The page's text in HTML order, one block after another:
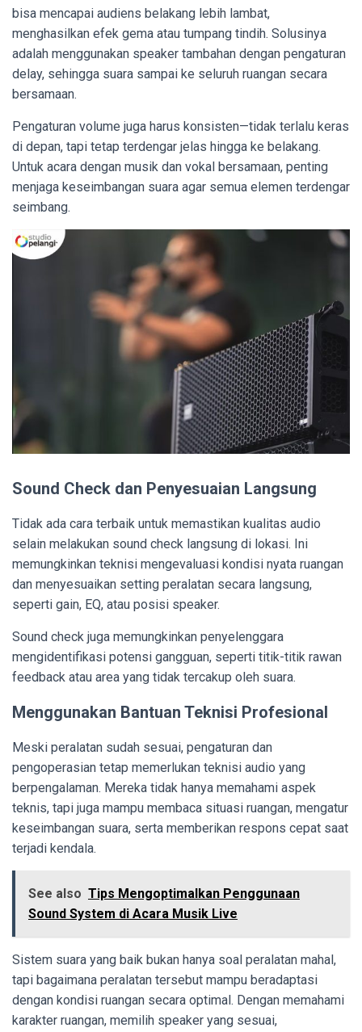
bisa mencapai audiens belakang lebih lambat,
menghasilkan efek gema atau tumpang tindih. Solusinya
adalah menggunakan speaker tambahan dengan pengaturan
delay, sehingga suara sampai ke seluruh ruangan secara
bersamaan.
Pengaturan volume juga harus konsisten—tidak terlalu keras
di depan, tapi tetap terdengar jelas hingga ke belakang.
Untuk acara dengan musik dan vokal bersamaan, penting
menjaga keseimbangan suara agar semua elemen terdengar
seimbang.
Sound Check dan Penyesuaian Langsung
Tidak ada cara terbaik untuk memastikan kualitas audio
selain melakukan sound check langsung di lokasi. Ini
memungkinkan teknisi mengevaluasi kondisi nyata ruangan
dan menyesuaikan setting peralatan secara langsung,
seperti gain, EQ, atau posisi speaker.
Sound check juga memungkinkan penyelenggara
mengidentifikasi potensi gangguan, seperti titik-titik rawan
feedback atau area yang tidak tercakup oleh suara.
Menggunakan Bantuan Teknisi Profesional
Meski peralatan sudah sesuai, pengaturan dan
pengoperasian tetap memerlukan teknisi audio yang
berpengalaman. Mereka tidak hanya memahami aspek
teknis, tapi juga mampu membaca situasi ruangan, mengatur
keseimbangan suara, serta memberikan respons cepat saat
terjadi kendala.
See also Tips Mengoptimalkan Penggunaan
Sound System di Acara Musik Live
Sistem suara yang baik bukan hanya soal peralatan mahal,
tapi bagaimana peralatan tersebut mampu beradaptasi
dengan kondisi ruangan secara optimal. Dengan memahami
karakter ruangan, memilih speaker yang sesuai,